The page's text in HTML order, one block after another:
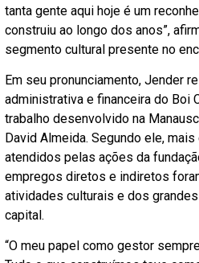
tanta gente aqui hoje é um
construiu ao longo dos anos”,
segmento cultural presente no
Em seu pronunciamento, Jender
administrativa e financeira do Boi
trabalho desenvolvido na
David Almeida. Segundo ele,
atendidos pelas ações da
empregos diretos e indiretos
atividades culturais e dos
capital.
“O meu papel como gestor